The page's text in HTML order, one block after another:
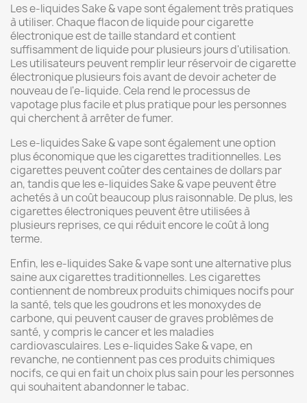
Les e-liquides Sake & vape sont également très pratiques
à utiliser. Chaque flacon de liquide pour cigarette
électronique est de taille standard et contient
suffisamment de liquide pour plusieurs jours d'utilisation.
Les utilisateurs peuvent remplir leur réservoir de cigarette
électronique plusieurs fois avant de devoir acheter de
nouveau de l'e-liquide. Cela rend le processus de
vapotage plus facile et plus pratique pour les personnes
qui cherchent à arrêter de fumer.
Les e-liquides Sake & vape sont également une option
plus économique que les cigarettes traditionnelles. Les
cigarettes peuvent coûter des centaines de dollars par
an, tandis que les e-liquides Sake & vape peuvent être
achetés à un coût beaucoup plus raisonnable. De plus, les
cigarettes électroniques peuvent être utilisées à
plusieurs reprises, ce qui réduit encore le coût à long
terme.
Enfin, les e-liquides Sake & vape sont une alternative plus
saine aux cigarettes traditionnelles. Les cigarettes
contiennent de nombreux produits chimiques nocifs pour
la santé, tels que les goudrons et les monoxydes de
carbone, qui peuvent causer de graves problèmes de
santé, y compris le cancer et les maladies
cardiovasculaires. Les e-liquides Sake & vape, en
revanche, ne contiennent pas ces produits chimiques
nocifs, ce qui en fait un choix plus sain pour les personnes
qui souhaitent abandonner le tabac.